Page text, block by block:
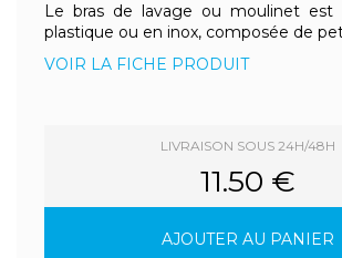
Le bras de lavage ou moulinet est
plastique ou en inox, composée de
VOIR LA FICHE PRODUIT
LIVRAISON SOUS 24H/48H
11.50 €
AJOUTER AU PANIER